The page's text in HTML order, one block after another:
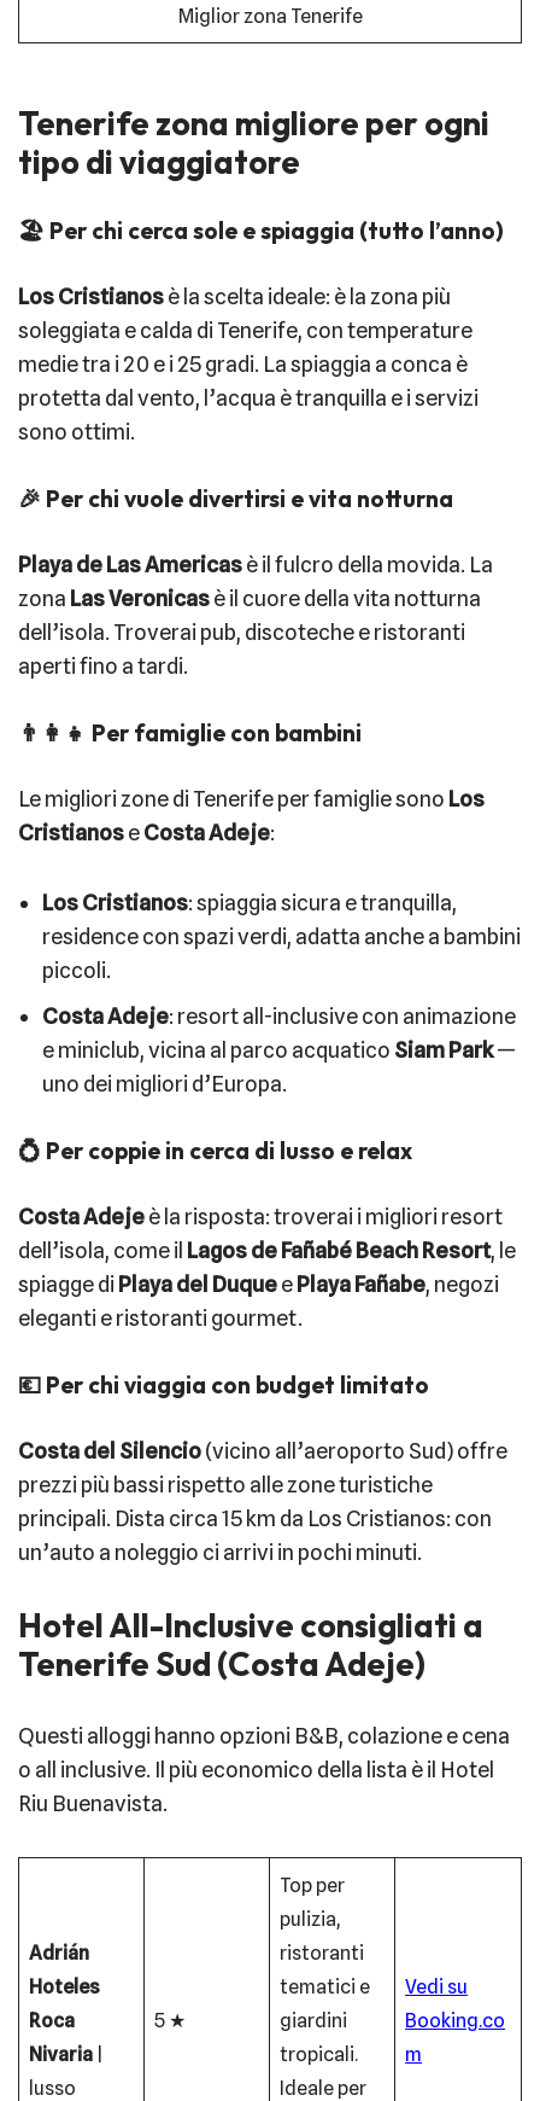
Miglior zona Tenerife
Tenerife zona migliore per ogni
tipo di viaggiatore
🏖️ Per chi cerca sole e spiaggia (tutto l’anno)
Los Cristianosè la scelta ideale: è la zona più
soleggiata e calda di Tenerife, con temperature
medie tra i 20 e i 25 gradi. La spiaggia a conca è
protetta dal vento, l’acqua è tranquilla e i servizi
sono ottimi.
🎉 Per chi vuole divertirsi e vita notturna
Playa de Las Americasè il fulcro della movida. La
zona Las Veronicasè il cuore della vita notturna
dell’isola. Troverai pub, discoteche e ristoranti
aperti fino a tardi.
👨‍👩‍👧 Per famiglie con bambini
Le migliori zone di Tenerife per famiglie sono Los
CristianoseCosta Adeje:
Los Cristianos: spiaggia sicura e tranquilla,
residence con spazi verdi, adatta anche a bambini
piccoli.
Costa Adeje: resort all-inclusive con animazione
e miniclub, vicina al parco acquatico Siam Park—
uno dei migliori d’Europa.
💍 Per coppie in cerca di lusso e relax
Costa Adejeè la risposta: troverai i migliori resort
dell’isola, come il Lagos de Fañabé Beach Resort, le
spiagge di Playa del DuqueePlaya Fañabe, negozi
eleganti e ristoranti gourmet.
💶 Per chi viaggia con budget limitato
Costa del Silencio(vicino all’aeroporto Sud) offre
prezzi più bassi rispetto alle zone turistiche
principali. Dista circa 15 km da Los Cristianos: con
un’auto a noleggio ci arrivi in pochi minuti.
Hotel All-Inclusive consigliati a
Tenerife Sud (Costa Adeje)
Questi alloggi hanno opzioni B&B, colazione e cena
o all inclusive. Il più economico della lista è il Hotel
Riu Buenavista.
Adrián
Hoteles
Roca
Nivaria |
lusso
5 ★
Top per
pulizia,
ristoranti
tematici e
giardini
tropicali.
Ideale per
Vedi su
Booking.co
m